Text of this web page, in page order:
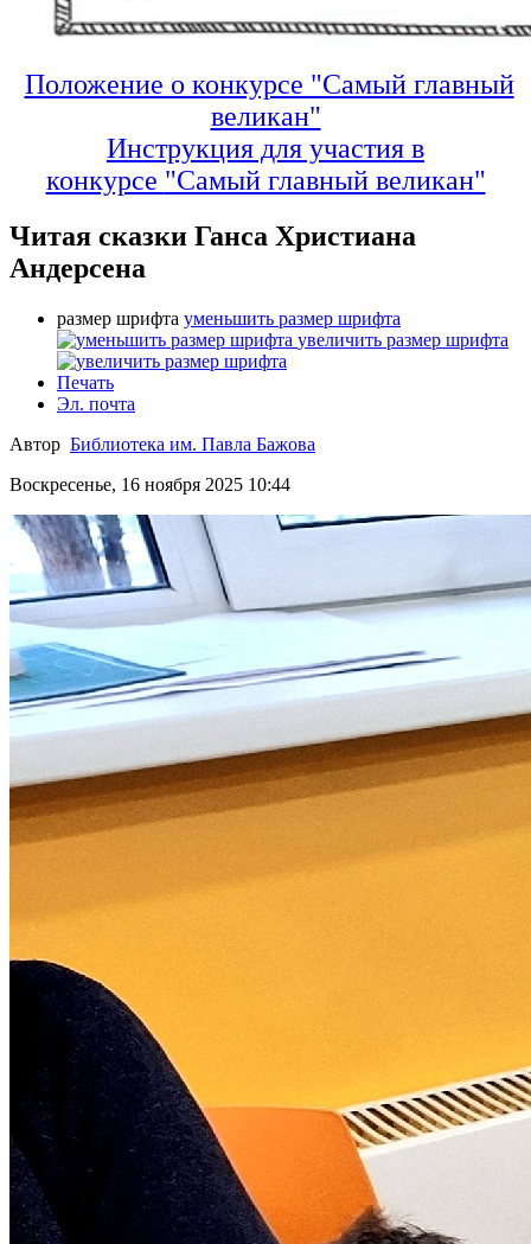
Положение о конкурсе "Самый главный
великан"
Инструкция для участия в
конкурсе "Самый главный великан"
Читая сказки Ганса Христиана
Андерсена
размер шрифта уменьшить размер шрифта
увеличить размер шрифта
Печать
Эл. почта
Автор Библиотека им. Павла Бажова
Воскресенье, 16 ноября 2025 10:44